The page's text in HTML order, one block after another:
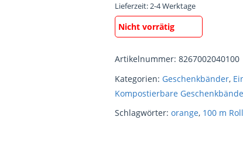
Lieferzeit:2-4 Werktage
Nicht vorrätig
Artikelnummer: 8267002040100
Kategorien: Geschenkbänder,
Kompostierbare
Schlagwörter: orange, 100 m